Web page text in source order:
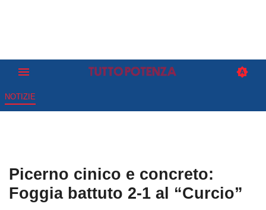
NOTIZIE
Picerno cinico e concreto:
Foggia battuto 2-1 al “Curcio”